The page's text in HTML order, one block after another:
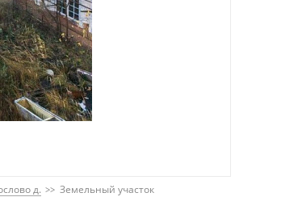
д. Земельный участок